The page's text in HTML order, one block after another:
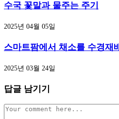
수국 꽃말과 물주는 주기
2025년 04월 05일
스마트팜에서 채소를 수경재
2025년 03월 24일
답글 남기기
Comment